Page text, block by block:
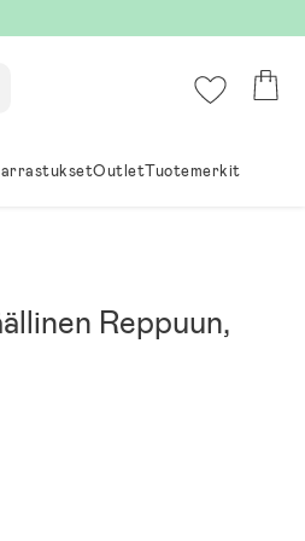
OutletTuotemerkit
Reppuun,